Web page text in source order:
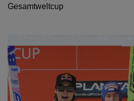
Gesamtweltcup